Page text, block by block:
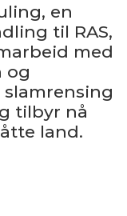
en
til RAS,
med
og
tilbyr nå
land.